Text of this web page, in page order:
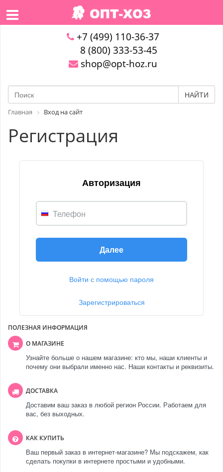
+7 (499) 110-36-37
8 (800) 333-53-45
shop@opt-hoz.ru
НАЙТИ
Главная Вход на сайт
Регистрация
Авторизация
Телефон
Далее
Войти с помощью пароля
Зарегистрироваться
ПОЛЕЗНАЯ ИНФОРМАЦИЯ
О МАГАЗИНЕ
Узнайте больше о нашем магазине: кто мы, наши клиенты и
почему они выбрали именно нас. Наши контакты и реквизиты.
ДОСТАВКА
Доставим ваш заказ в любой регион России. Работаем для
вас, без выходных.
КАК КУПИТЬ
Ваш первый заказ в интернет-магазине? Мы подскажем, как
сделать покупки в интернете простыми и удобными.